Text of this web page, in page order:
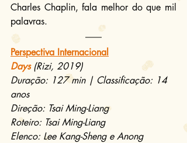
Charles Chaplin, fala melhor do que mil
palavras.
Perspectiva Internacional
Days (Rizi, 2019)
Duração: 127 min | Classificação: 14
anos
Direção: Tsai Ming-Liang
Roteiro: Tsai Ming-Liang
Elenco: Lee Kang-Sheng e Anong